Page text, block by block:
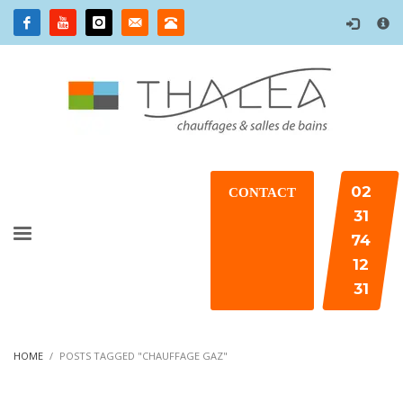
×
CONTACT
02
31
74
12
31
HOME POSTS TAGGED "CHAUFFAGE GAZ"